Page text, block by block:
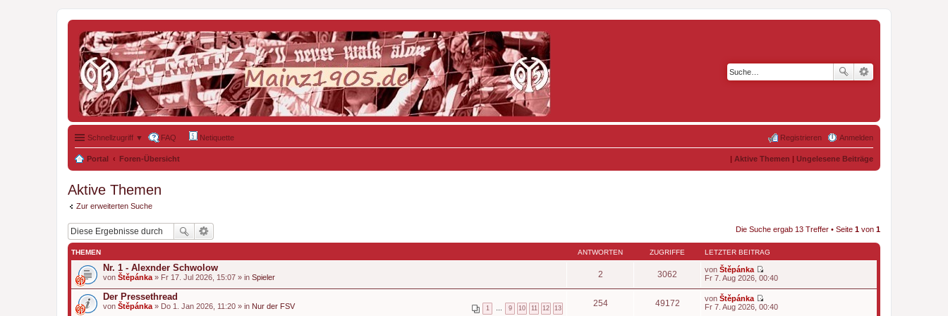
Schnellzugriff ▼ FAQ Netiquette Anmelden
Registrieren
Portal Foren-Übersicht | Aktive Themen | Ungelesene Beiträge
Aktive Themen
Zur erweiterten Suche
Die Suche ergab 13 Treffer • Seite 1 von 1
THEMEN ANTWORTEN ZUGRIFFE LETZTER BEITRAG
Nr. 1 - Alexnder Schwolow
von Štěpánka » Fr 17. Jul 2026, 15:07 » in Spieler 2 3062 von Štěpánka
N
s
Fr 7. Aug 2026, 00:40
Der Pressethread
1 9 10 11 12 13
von Štěpánka » Do 1. Jan 2026, 11:20 » in Nur der FSV 254 49172 von Štěpánka
N
Fr 7. Aug 2026, 00:40